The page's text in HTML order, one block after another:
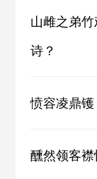
山雌之弟
诗？
愤容凌鼎
醺然领客